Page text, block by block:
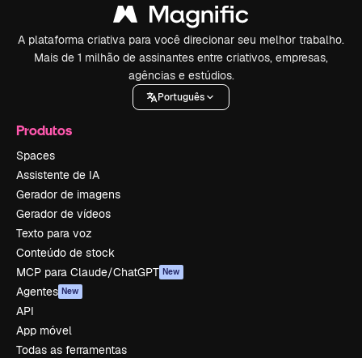
A plataforma criativa para você direcionar seu melhor trabalho.
Mais de 1 milhão de assinantes entre criativos, empresas,
agências e estúdios.
Português
Produtos
Spaces
Assistente de IA
Gerador de imagens
Gerador de vídeos
Texto para voz
Conteúdo de stock
MCP para Claude/ChatGPT New
Agentes New
API
App móvel
Todas as ferramentas